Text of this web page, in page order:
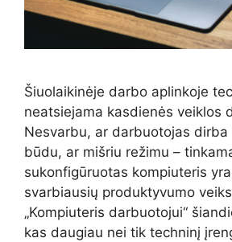
Šiuolaikinėje darbo aplinkoje
neatsiejama kasdienės veiklos
Nesvarbu, ar darbuotojas
būdu, ar mišriu režimu –
sukonfigūruotas kompiuteris
svarbiausių produktyvumo
„Kompiuteris darbuotojui“
kas daugiau nei tik techninį